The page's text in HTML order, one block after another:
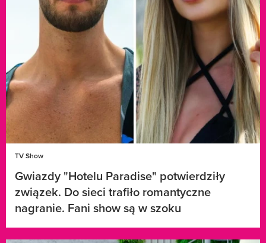
TV Show
Gwiazdy "Hotelu Paradise" potwierdziły
związek. Do sieci trafiło romantyczne
nagranie. Fani show są w szoku